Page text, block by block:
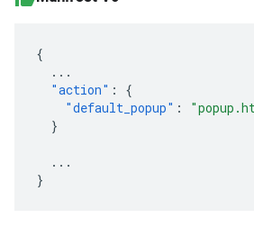
{
...
"action" :
{
"default_popup" :
}
...
}